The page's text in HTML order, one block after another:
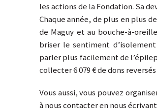
les actions de la Fondation. Sa
Chaque année, de plus en plus
de Maguy et au bouche-à-
briser le sentiment
parler plus facilement de
collecter 6 079 € de dons reversés
Vous aussi, vous pouvez
à nous contacter en nous